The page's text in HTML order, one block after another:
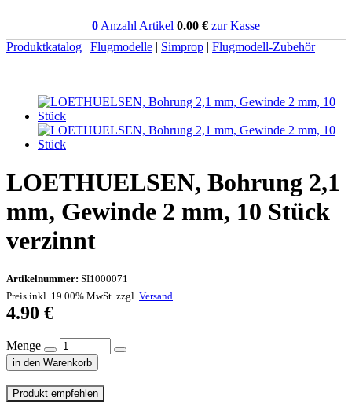
0 Anzahl Artikel 0.00 € zur Kasse
Produktkatalog | Flugmodelle | Simprop | Flugmodell-Zubehör
LOETHUELSEN, Bohrung 2,1
mm, Gewinde 2 mm, 10 Stück
verzinnt
Artikelnummer: SI1000071
Preis inkl. 19.00% MwSt. zzgl. Versand
4.90 €
Menge
in den Warenkorb